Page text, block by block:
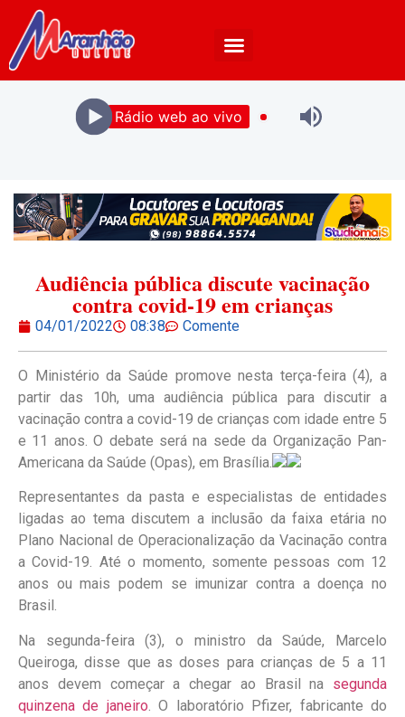
Rádio web ao vivo
Audiência pública discute vacinação
contra covid-19 em crianças
04/01/2022 08:38 Comente
O Ministério da Saúde promove nesta terça-feira (4), a
partir das 10h, uma audiência pública para discutir a
vacinação contra a covid-19 de crianças com idade entre 5
e 11 anos. O debate será na sede da Organização Pan-
Americana da Saúde (Opas), em Brasília.
Representantes da pasta e especialistas de entidades
ligadas ao tema discutem a inclusão da faixa etária no
Plano Nacional de Operacionalização da Vacinação contra
a Covid-19. Até o momento, somente pessoas com 12
anos ou mais podem se imunizar contra a doença no
Brasil.
Na segunda-feira (3), o ministro da Saúde, Marcelo
Queiroga, disse que as doses para crianças de 5 a 11
anos devem começar a chegar ao Brasil na segunda
quinzena de janeiro . O laboratório Pfizer, fabricante do